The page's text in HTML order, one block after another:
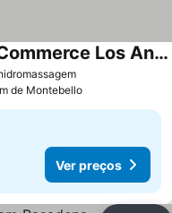
Travelodge by Wyndham Commerce Los Angeles Area
de Montebello
Ver preços